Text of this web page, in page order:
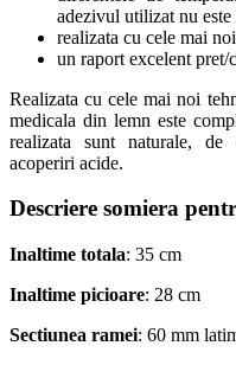
adezivul utilizat nu
realizata cu cele mai
un raport excelent pret/
Realizata cu cele mai noi
medicala din lemn este
realizata sunt naturale, de
acoperiri acide.
Descriere somiera
Inaltime totala: 35 cm
Inaltime picioare: 28 cm
Sectiunea ramei: 60 mm